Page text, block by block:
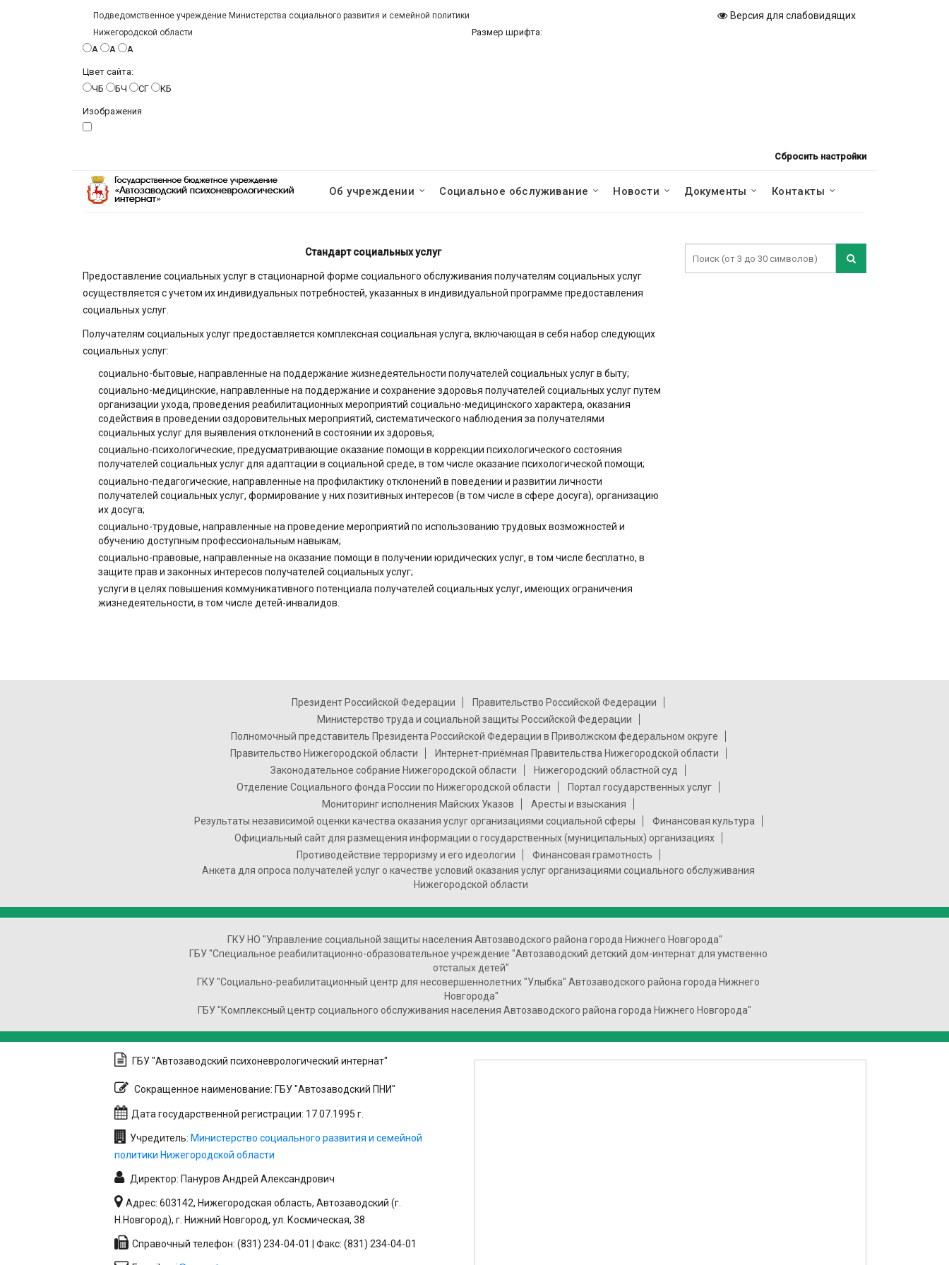
Подведомственное учреждение Министерства социального развития и семейной политики
Нижегородской области
Версия для слабовидящих
Размер шрифта:
A
A A
Цвет сайта:
ЧБ
БЧ СГ КБ
Изображения
Сбросить настройки
Об учреждении Социальное обслуживание Новости Документы Контакты
Стандарт социальных услуг
Предоставление социальных услуг в стационарной форме социального обслуживания получателям социальных услуг
осуществляется с учетом их индивидуальных потребностей, указанных в индивидуальной программе предоставления
социальных услуг.
Получателям социальных услуг предоставляется комплексная социальная услуга, включающая в себя набор следующих
социальных услуг:
социально-бытовые, направленные на поддержание жизнедеятельности получателей социальных услуг в быту;
социально-медицинские, направленные на поддержание и сохранение здоровья получателей социальных услуг путем
организации ухода, проведения реабилитационных мероприятий социально-медицинского характера, оказания
содействия в проведении оздоровительных мероприятий, систематического наблюдения за получателями
социальных услуг для выявления отклонений в состоянии их здоровья;
социально-психологические, предусматривающие оказание помощи в коррекции психологического состояния
получателей социальных услуг для адаптации в социальной среде, в том числе оказание психологической помощи;
социально-педагогические, направленные на профилактику отклонений в поведении и развитии личности
получателей социальных услуг, формирование у них позитивных интересов (в том числе в сфере досуга), организацию
их досуга;
социально-трудовые, направленные на проведение мероприятий по использованию трудовых возможностей и
обучению доступным профессиональным навыкам;
социально-правовые, направленные на оказание помощи в получении юридических услуг, в том числе бесплатно, в
защите прав и законных интересов получателей социальных услуг;
услуги в целях повышения коммуникативного потенциала получателей социальных услуг, имеющих ограничения
жизнедеятельности, в том числе детей-инвалидов.
Президент Российской Федерации
Правительство Российской Федерации
Министерство труда и социальной защиты Российской Федерации
Полномочный представитель Президента Российской Федерации в Приволжском федеральном округе
Правительство Нижегородской области
Интернет-приёмная Правительства Нижегородской области
Законодательное собрание Нижегородской области
Нижегородский областной суд
Отделение Социального фонда России по Нижегородской области
Портал государственных услуг
Мониторинг исполнения Майских Указов
Аресты и взыскания
Результаты независимой оценки качества оказания услуг организациями социальной сферы
Финансовая культура
Официальный сайт для размещения информации о государственных (муниципальных) организациях
Противодействие терроризму и его идеологии
Финансовая грамотность
Анкета для опроса получателей услуг о качестве условий оказания услуг организациями социального обслуживания
Нижегородской области
ГКУ НО "Управление социальной защиты населения Автозаводского района города Нижнего Новгорода"
ГБУ "Специальное реабилитационно-образовательное учреждение "Автозаводский детский дом-интернат для умственно
отсталых детей"
ГКУ "Социально-реабилитационный центр для несовершеннолетних "Улыбка" Автозаводского района города Нижнего
Новгорода"
ГБУ "Комплексный центр социального обслуживания населения Автозаводского района города Нижнего Новгорода"
ГБУ "Автозаводский психоневрологический интернат"
Сокращенное наименование: ГБУ "Автозаводский ПНИ"
Дата государственной регистрации: 17.07.1995 г.
Учредитель: Министерство социального развития и семейной
политики Нижегородской области
Директор: Пануров Андрей Александрович
Адрес: 603142, Нижегородская область, Автозаводский (г.
Н.Новгород), г. Нижний Новгород, ул. Космическая, 38
Справочный телефон: (831) 234-04-01 | Факс: (831) 234-04-01